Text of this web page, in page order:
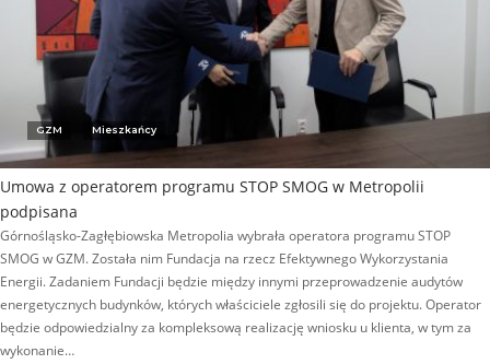
GZM Mieszkańcy
Umowa z operatorem programu STOP SMOG w Metropolii
podpisana
Górnośląsko-Zagłębiowska Metropolia wybrała operatora programu STOP
SMOG w GZM. Została nim Fundacja na rzecz Efektywnego Wykorzystania
Energii. Zadaniem Fundacji będzie między innymi przeprowadzenie audytów
energetycznych budynków, których właściciele zgłosili się do projektu. Operator
będzie odpowiedzialny za kompleksową realizację wniosku u klienta, w tym za
wykonanie…